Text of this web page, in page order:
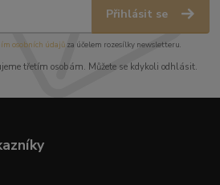
Přihlásit se
osobních údajůza účelem rozesílky newsletteru.
třetím osobám. Můžete se kdykoli odhlásit.